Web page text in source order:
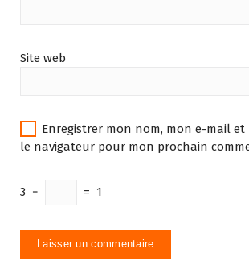
Site web
Enregistrer mon nom, mon e-mail et
le navigateur pour mon prochain
3 − = 1